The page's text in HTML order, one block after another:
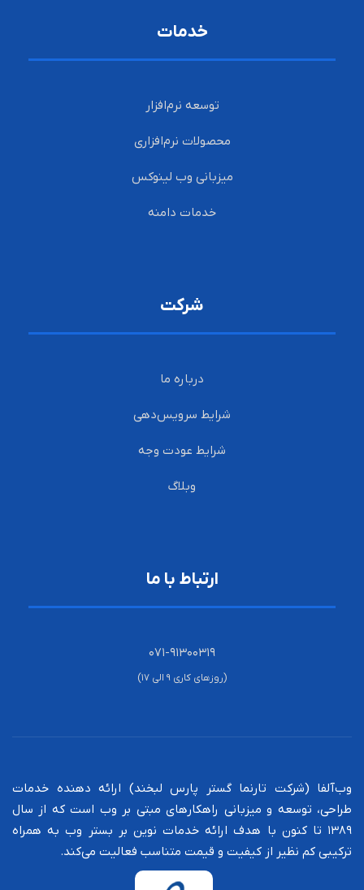
خدمات
توسعه نرم‌افزار
محصولات نرم‌افزاری
میزبانی وب لینوکس
خدمات دامنه
شرکت
درباره ما
شرایط سرویس‌دهی
شرایط عودت وجه
وبلاگ
ارتباط با ما
۰۷۱-۹۱۳۰۰۳۱۹
(روزهای کاری ۹ الی ۱۷)
وب‌آلفا (شرکت تارنما گستر پارس لبخند) ارائه دهنده خدمات
طراحی،‌ توسعه و میزبانی راهکارهای مبتی بر وب است که از سال
۱۳۸۹ تا کنون با هدف ارائه خدمات نوین بر بستر وب به همراه
ترکیبی کم نظیر از کیفیت و قیمت متناسب فعالیت می‌کند.